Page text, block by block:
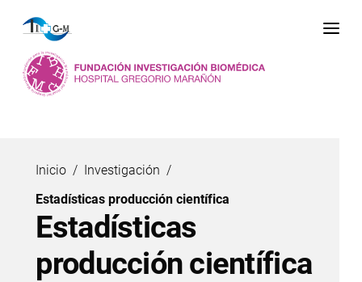
Inicio
Investigación
Estadísticas producción científica
Estadísticas
producción científica